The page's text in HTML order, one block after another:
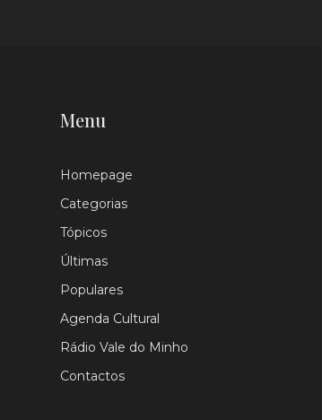
Menu
Homepage
Categorias
Tópicos
Últimas
Populares
Agenda Cultural
Rádio Vale do Minho
Contactos